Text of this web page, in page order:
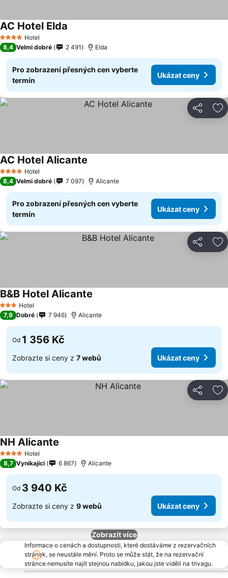
4 Počet hvězdiček
Hotel
AC Hotel Elda
8,4 Velmi dobré 2 491 Elda
Pro zobrazení přesných cen vyberte
termín
Ukázat ceny
Sdílet
4 Počet hvězdiček
Hotel
AC Hotel Alicante
8,4 Velmi dobré 7 097 Alicante
Pro zobrazení přesných cen vyberte
termín
Ukázat ceny
Sdílet
3 Počet hvězdiček
Hotel
B&B Hotel Alicante
7,9 Dobré 7 946 Alicante
Od 1 356 Kč
Zobrazte si ceny z 7 webů Ukázat ceny
Sdílet
4 Počet hvězdiček
Hotel
NH Alicante
8,7 Vynikající 6 867 Alicante
Od 3 940 Kč
Zobrazte si ceny z 9 webů Ukázat ceny
Zobrazít více
Informace o cenách a dostupnosti, které dostáváme z rezervačních
stránek, se neustále mění. Proto se může stát, že na rezervační
stránce nemusíte najít stejnou nabídku, jakou jste viděli na trivagu.